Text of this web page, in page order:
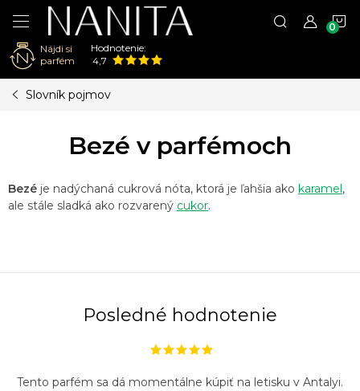
Nájdi si
parfém
Hodnotenie:
4,7
Slovník pojmov
Bezé v parfémoch
Bezé je nadýchaná cukrová nóta, ktorá je ľahšia ako karamel,
ale stále sladká ako rozvarený cukor.
Posledné hodnotenie
Tento parfém sa dá momentálne kúpiť na letisku v Antalyi.